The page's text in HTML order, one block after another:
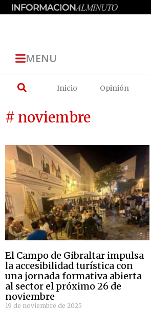
MENU
Inicio Opinión
# noviembre
El Campo de Gibraltar impulsa
la accesibilidad turística con
una jornada formativa abierta
al sector el próximo 26 de
noviembre
19 de noviembre de 2025